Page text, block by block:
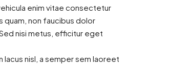
enim vitae consectetur
quam, non faucibus dolor
nisi metus, efficitur eget
lacus nisl, a semper sem laoreet
1